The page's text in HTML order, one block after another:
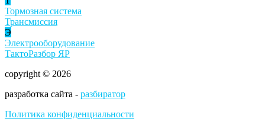
Тормозная система
Трансмиссия
Э
Электрооборудование
ТактоРазбор ЯР
copyright © 2026
разработка сайта - разбиратор
Политика конфиденциальности